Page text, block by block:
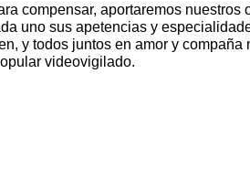
compensar, aportaremos
uno sus apetencias y
y todos juntos en amor y
videovigilado.